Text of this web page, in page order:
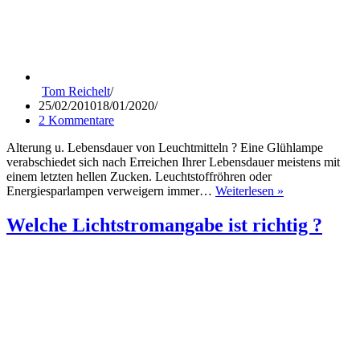
Tom Reichelt
25/02/201018/01/2020
2 Kommentare
Alterung u. Lebensdauer von Leuchtmitteln ? Eine Glühlampe
verabschiedet sich nach Erreichen Ihrer Lebensdauer meistens mit
einem letzten hellen Zucken. Leuchtstoffröhren oder
Energiesparlampen verweigern immer… Weiterlesen »
LED
Welche Lichtstromangabe ist richtig ?